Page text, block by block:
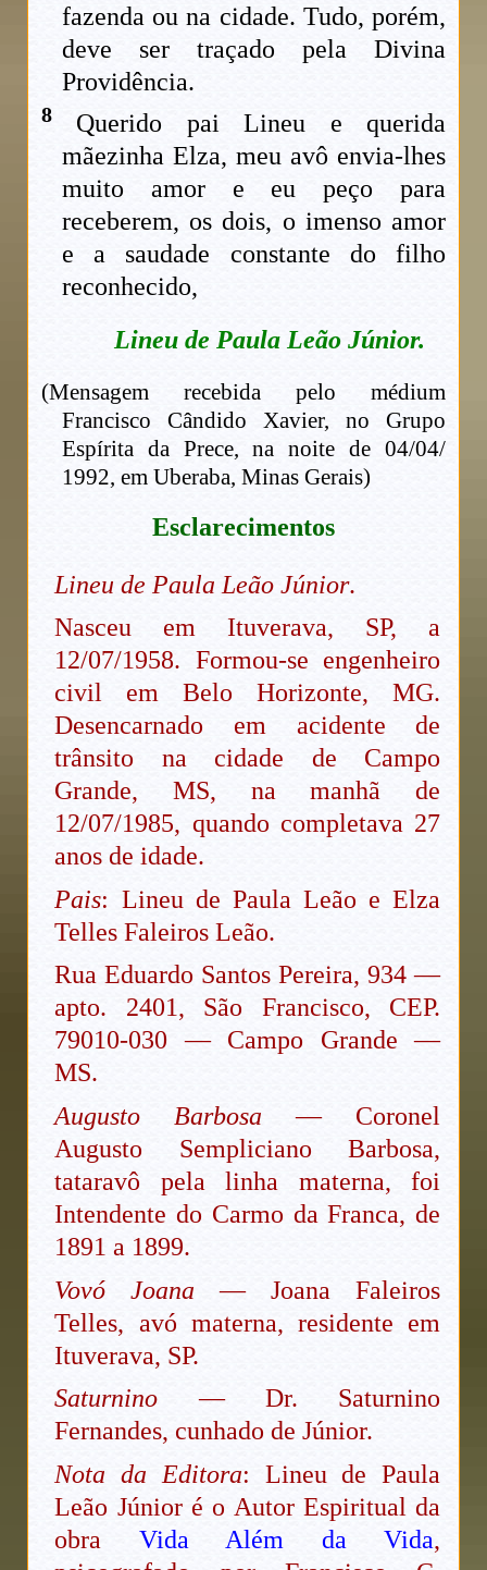
fazenda ou na cidade. Tudo, porém,
deve ser traçado pela Divina
Providência.
8 Querido pai Lineu e querida
mãezinha Elza, meu avô envia-lhes
muito amor e eu peço para
receberem, os dois, o imenso amor
e a saudade constante do filho
reconhecido,
Lineu de Paula Leão Júnior.
(Mensagem recebida pelo médium
Francisco Cândido Xavier, no Grupo
Espírita da Prece, na noite de 04/04/
1992, em Uberaba, Minas Gerais)
Esclarecimentos
Lineu de Paula Leão Júnior.
Nasceu em Ituverava, SP, a
12/07/1958. Formou-se engenheiro
civil em Belo Horizonte, MG.
Desencarnado em acidente de
trânsito na cidade de Campo
Grande, MS, na manhã de
12/07/1985, quando completava 27
anos de idade.
Pais: Lineu de Paula Leão e Elza
Telles Faleiros Leão.
Rua Eduardo Santos Pereira, 934 —
apto. 2401, São Francisco, CEP.
79010-030 — Campo Grande —
MS.
Augusto Barbosa — Coronel
Augusto Sempliciano Barbosa,
tataravô pela linha materna, foi
Intendente do Carmo da Franca, de
1891 a 1899.
Vovó Joana — Joana Faleiros
Telles, avó materna, residente em
Ituverava, SP.
Saturnino — Dr. Saturnino
Fernandes, cunhado de Júnior.
Nota da Editora: Lineu de Paula
Leão Júnior é o Autor Espiritual da
obra Vida Além da Vida,